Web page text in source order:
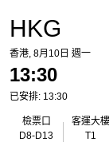
HKG
香港, 8月10日 週一
13:30
已安排: 13:30
檢票口
D8-D13
客運大樓
T1